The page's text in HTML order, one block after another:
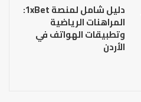
دليل شامل لمنصة 1xBet:
المراهنات الرياضية
وتطبيقات الهواتف في
الأردن